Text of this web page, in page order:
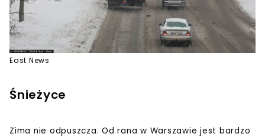
East News
Śnieżyce
Zima nie odpuszcza. Od rana w Warszawie jest bardzo